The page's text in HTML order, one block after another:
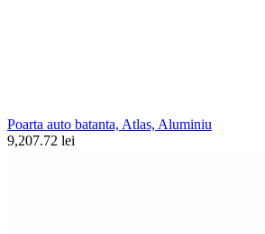
Poarta auto batanta, Atlas, Aluminiu
9,207.72 lei